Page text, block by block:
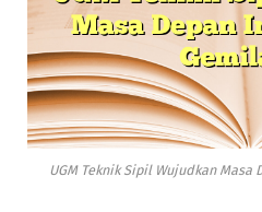
UGM Teknik Sipil Wujudkan